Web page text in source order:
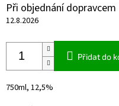
Při objednání dopravcem
12.8.2026
Přidat do
750ml, 12,5%